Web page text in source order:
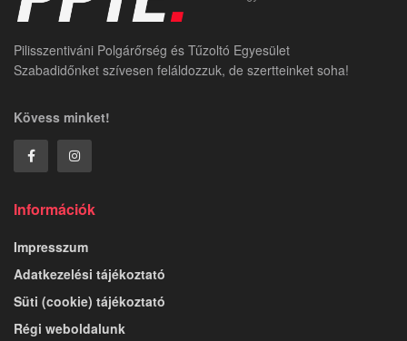
Pilisszentiváni Polgárőrség és Tűzoltó Egyesület
Szabadidőnket szívesen feláldozzuk, de szertteinket soha!
Kövess minket!
Információk
Impresszum
Adatkezelési tájékoztató
Süti (cookie) tájékoztató
Régi weboldalunk